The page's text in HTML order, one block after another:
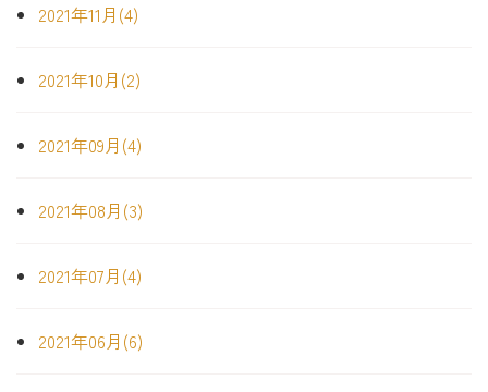
2021年11月(4)
2021年10月(2)
2021年09月(4)
2021年08月(3)
2021年07月(4)
2021年06月(6)